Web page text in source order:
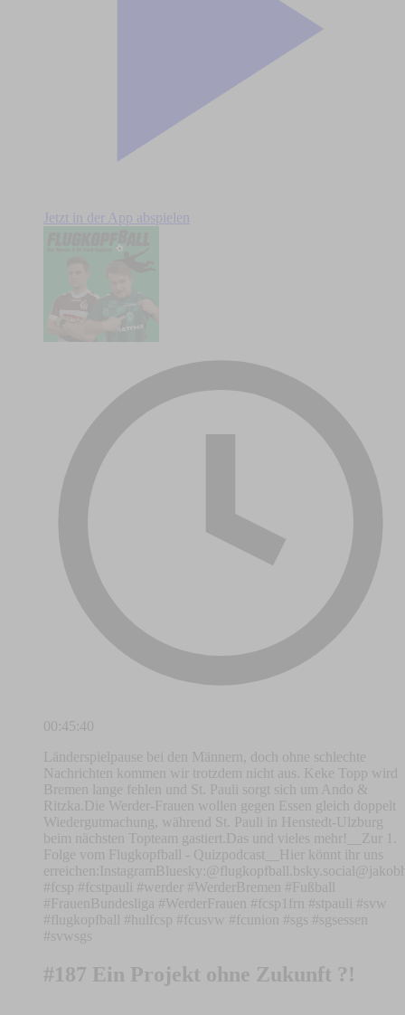
Jetzt in der App abspielen
00:45:40
Länderspielpause bei den Männern, doch ohne schlechte
Nachrichten kommen wir trotzdem nicht aus. Keke Topp wird
Bremen lange fehlen und St. Pauli sorgt sich um Ando &
Ritzka.Die Werder-Frauen wollen gegen Essen gleich doppelt
Wiedergutmachung, während St. Pauli in Henstedt-Ulzburg
beim nächsten Topteam gastiert.Das und vieles mehr!__Zur 1.
Folge vom Flugkopfball - Quizpodcast__Hier könnt ihr uns
#fcsp #fcstpauli #werder #WerderBremen #Fußball
#FrauenBundesliga #WerderFrauen #fcsp1frn #stpauli #svw
#flugkopfball #hulfcsp #fcusvw #fcunion #sgs #sgsessen
#svwsgs
#187 Ein Projekt ohne Zukunft ?!